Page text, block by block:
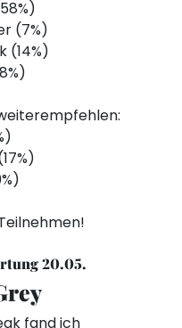
(7%)
(14%)
20.05.
fand ich